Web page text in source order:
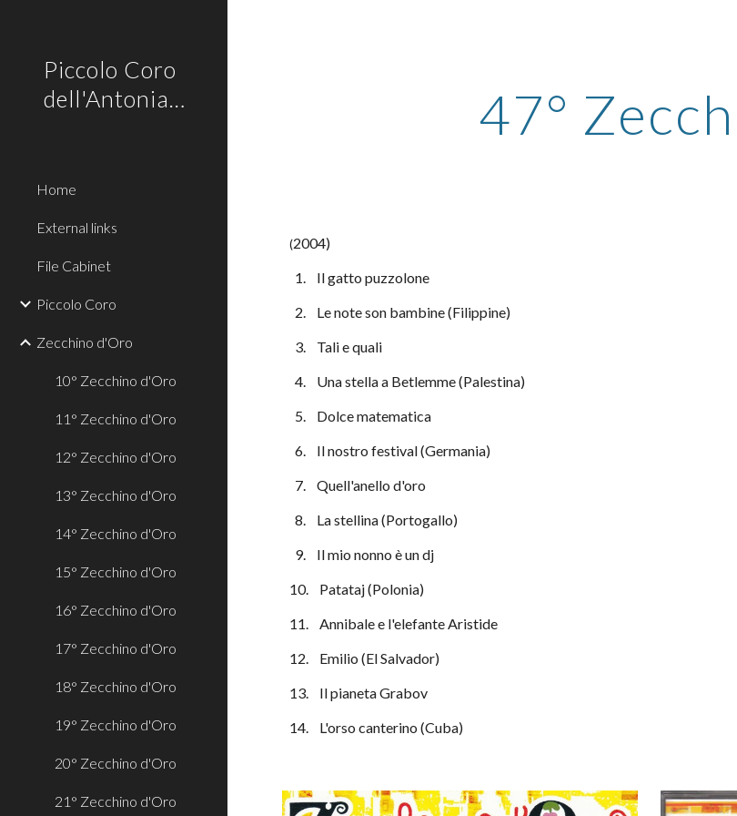
Piccolo Coro
dell'Antoniano
Home
External links
File Cabinet
Piccolo Coro
Zecchino d'Oro
10° Zecchino d'Oro
11° Zecchino d'Oro
12° Zecchino d'Oro
13° Zecchino d'Oro
14° Zecchino d'Oro
15° Zecchino d'Oro
16° Zecchino d'Oro
17° Zecchino d'Oro
18° Zecchino d'Oro
19° Zecchino d'Oro
20° Zecchino d'Oro
21° Zecchino d'Oro
47°
(2004)
  1.    Il gatto puzzolone
  2.    Le note son bambine (Filippine)
  3.    Tali e quali
  4.    Una stella a Betlemme (Palestina)
  5.    Dolce matematica
  6.    Il nostro festival (Germania)
  7.    Quell'anello d'oro
  8.    La stellina (Portogallo)
  9.    Il mio nonno è un dj
10.    Patataj (Polonia)
11.    Annibale e l'elefante Aristide
12.    Emilio (El Salvador)
13.    Il pianeta Grabov
14.    L'orso canterino (Cuba)